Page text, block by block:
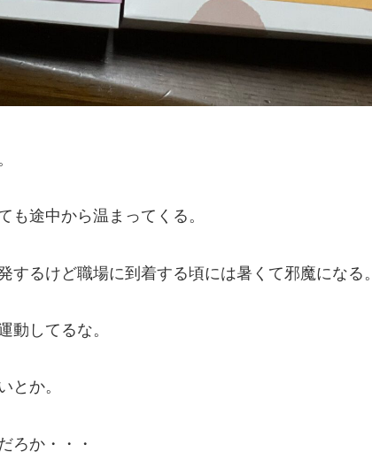
も途中から温まってくる。
するけど職場に到着する頃には暑くて邪魔になる。
動してるな。
とか。
ろか・・・